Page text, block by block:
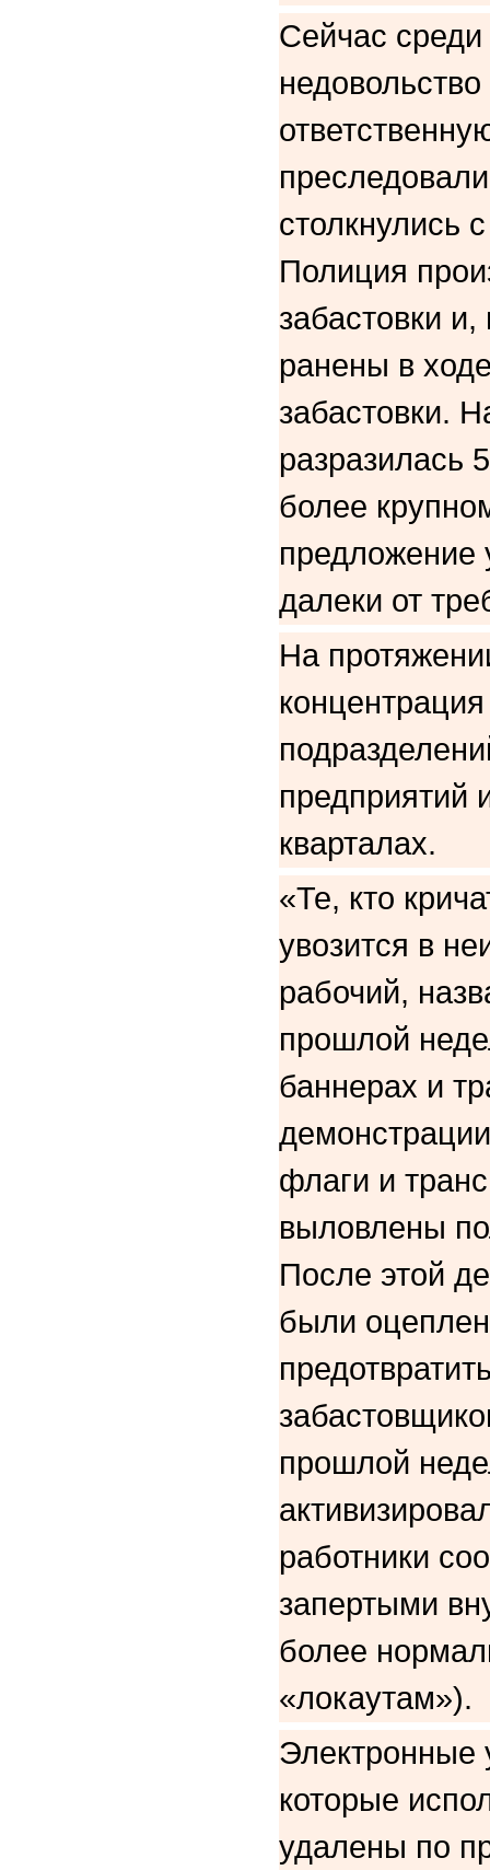
Сейчас
столкнулись
Полиция
забастовки
ранены в
забастовки.
разразилась
более
предложение
далеки от
На
предприятий
кварталах.
«Те, кто
увозится в
рабочий,
прошлой
баннерах и
флаги и
выловлены
После этой
были
прошлой
работники
запертыми
более
«локаутам»).
Электронные
которые
удалены по